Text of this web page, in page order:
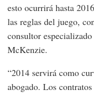
esto ocurrirá hasta
las reglas del juego,
consultor
McKenzie.
“2014 servirá como
abogado. Los